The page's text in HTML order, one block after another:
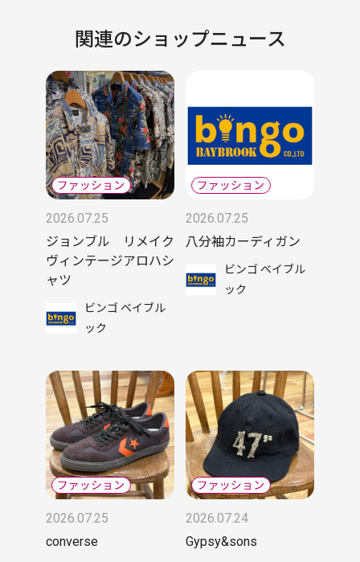
関連のショップニュース
2026.07.25
ジョンブル リメイク
ヴィンテージアロハシ
ャツ
ビンゴ ベイブル
ック
2026.07.25
八分袖カーディガン
ビンゴ ベイブル
ック
2026.07.25
converse
2026.07.24
Gypsy&sons